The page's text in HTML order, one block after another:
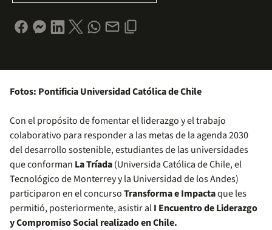
Fotos: Pontificia Universidad Católica de Chile
Con el propósito de fomentar el liderazgo y el trabajo
colaborativo para responder a las metas de la agenda 2030
del desarrollo sostenible, estudiantes de las universidades
que conforman La Tríada(Universida Católica de Chile, el
Tecnológico de Monterrey y la Universidad de los Andes)
participaron en el concursoTransforma e Impactaque les
permitió, posteriormente, asistir alI Encuentro de Liderazgo
y Compromiso Social realizado en Chile.